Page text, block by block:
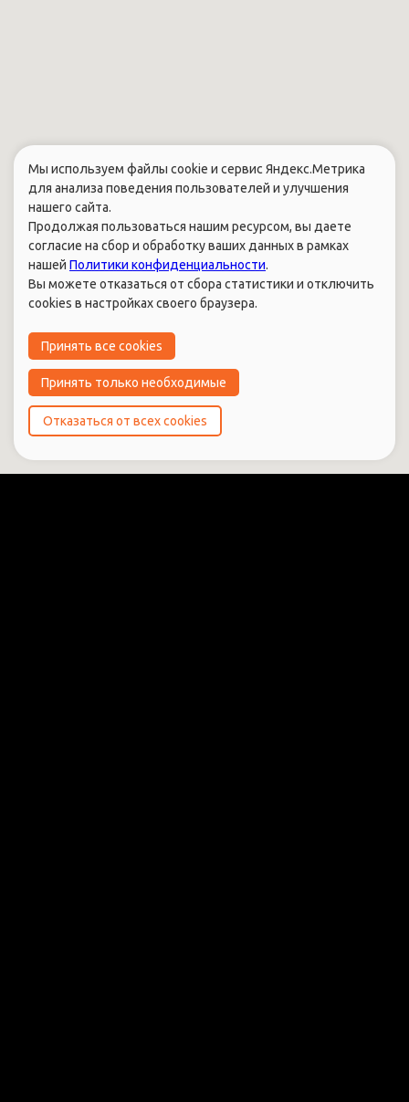
Мы используем файлы cookie и сервис Яндекс.Метрика
для анализа поведения пользователей и улучшения
нашего сайта.
Продолжая пользоваться нашим ресурсом, вы даете
согласие на сбор и обработку ваших данных в рамках
нашей Политики конфиденциальности.
Вы можете отказаться от сбора статистики и отключить
cookies в настройках своего браузера.
Принять все cookies
Принять только необходимые
Отказаться от всех cookies